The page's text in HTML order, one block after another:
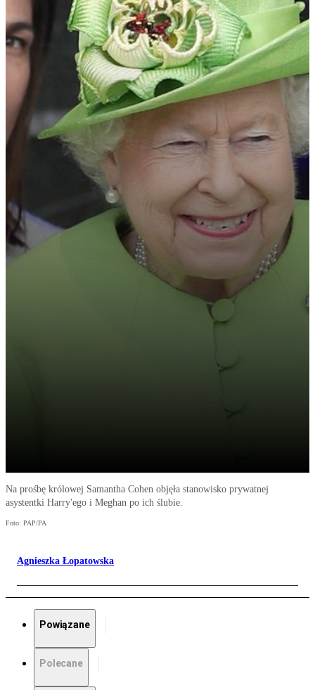
Na prośbę królowej Samantha Cohen objęła stanowisko prywatnej
asystentki Harry'ego i Meghan po ich ślubie.
Foto: PAP/PA
Agnieszka Łopatowska
Powiązane
Polecane